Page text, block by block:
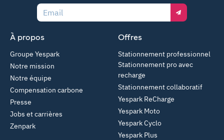
À propos
Groupe Yespark
Notre mission
Notre équipe
Compensation carbone
Presse
Jobs et carrières
Zenpark
Offres
Stationnement professionnel
Stationnement pro avec
recharge
Stationnement collaboratif
Yespark ReCharge
Yespark Moto
Yespark Cyclo
Yespark Plus